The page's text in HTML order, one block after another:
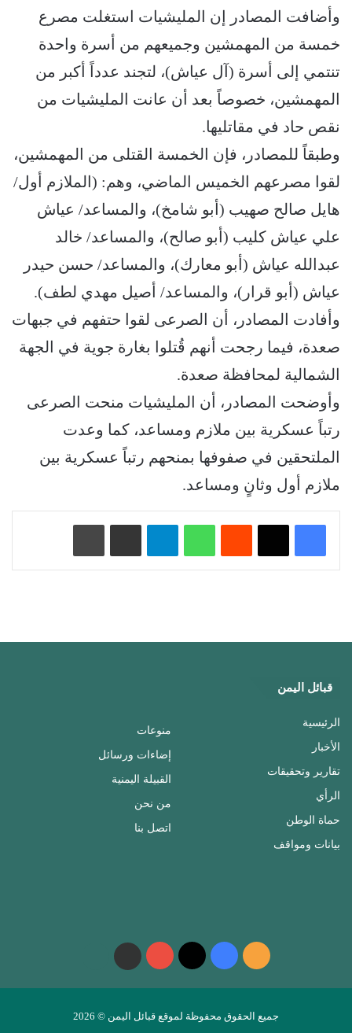
وأضافت المصادر إن المليشيات استغلت مصرع
خمسة من المهمشين وجميعهم من أسرة واحدة
تنتمي إلى أسرة (آل عياش)، لتجند عدداً أكبر من
المهمشين، خصوصاً بعد أن عانت المليشيات من
نقص حاد في مقاتليها.
وطبقاً للمصادر، فإن الخمسة القتلى من المهمشين،
لقوا مصرعهم الخميس الماضي، وهم: (الملازم أول/
هايل صالح صهيب (أبو شامخ)، والمساعد/ عياش
علي عياش كليب (أبو صالح)، والمساعد/ خالد
عبدالله عياش (أبو معارك)، والمساعد/ حسن حيدر
عياش (أبو قرار)، والمساعد/ أصيل مهدي لطف).
وأفادت المصادر، أن الصرعى لقوا حتفهم في جبهات
صعدة، فيما رجحت أنهم قُتلوا بغارة جوية في الجهة
الشمالية لمحافظة صعدة.
وأوضحت المصادر، أن المليشيات منحت الصرعى
رتباً عسكرية بين ملازم ومساعد، كما وعدت
الملتحقين في صفوفها بمنحهم رتباً عسكرية بين
ملازم أول وثانٍ ومساعد.
واتساب تيلقرام
قبائل اليمن
الرئيسية
الأخبار
تقارير وتحقيقات
الرأي
حماة الوطن
بيانات ومواقف
منوعات
إضاءات ورسائل
القبيلة اليمنية
من نحن
اتصل بنا
ملخص
الموقع
RSS
فيسبوك ‫X
‫YouTubeواتساب
جميع الحقوق محفوظة لموقع قبائل اليمن © 2026